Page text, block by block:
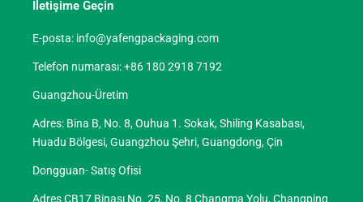
İletişime Geçin
E-posta: info@yafengpackaging.com
Telefon numarası: +86 180 2918 7192
Guangzhou-Üretim
Adres: Bina B, No. 8, Ouhua 1. Sokak, Shiling Kasabası,
Huadu Bölgesi, Guangzhou Şehri, Guangdong, Çin
Dongguan- Satış Ofisi
Adres CB17 Binası No. 25, No. 8 Changma Yolu, Changping